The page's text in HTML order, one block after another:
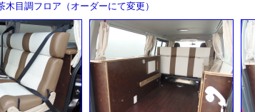
ア（オーダーにて変更）